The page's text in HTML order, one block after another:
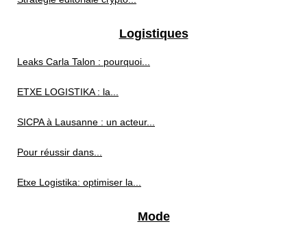
Logistiques
Leaks Carla Talon : pourquoi...
ETXE LOGISTIKA : la...
SICPA à Lausanne : un acteur...
Pour réussir dans...
Etxe Logistika: optimiser la...
Mode